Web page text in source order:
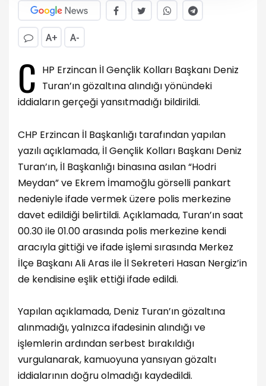
A+ A-
C HP Erzincan İl Gençlik Kolları Başkanı Deniz
Turan’ın gözaltına alındığı yönündeki
iddiaların gerçeği yansıtmadığı bildirildi.
CHP Erzincan İl Başkanlığı tarafından yapılan
yazılı açıklamada, İl Gençlik Kolları Başkanı Deniz
Turan’ın, İl Başkanlığı binasına asılan “Hodri
Meydan” ve Ekrem İmamoğlu görselli pankart
nedeniyle ifade vermek üzere polis merkezine
davet edildiği belirtildi. Açıklamada, Turan’ın saat
00.30 ile 01.00 arasında polis merkezine kendi
aracıyla gittiği ve ifade işlemi sırasında Merkez
İlçe Başkanı Ali Aras ile İl Sekreteri Hasan Nergiz’in
de kendisine eşlik ettiği ifade edildi.
Yapılan açıklamada, Deniz Turan’ın gözaltına
alınmadığı, yalnızca ifadesinin alındığı ve
işlemlerin ardından serbest bırakıldığı
vurgulanarak, kamuoyuna yansıyan gözaltı
iddialarının doğru olmadığı kaydedildi.